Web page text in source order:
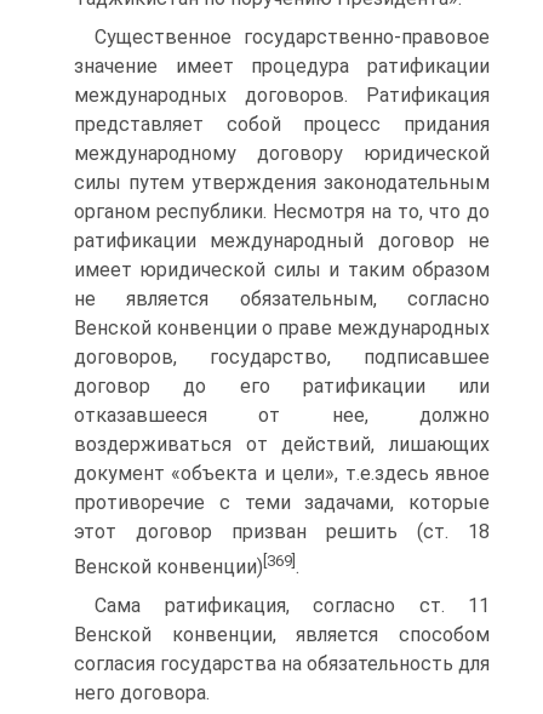
Существенное государственно-правовое
значение имеет процедура ратификации
международных договоров. Ратификация
представляет собой процесс придания
международному договору юридической
силы путем утверждения законодательным
органом республики. Несмотря на то, что до
ратификации международный договор не
имеет юридической силы и таким образом
не является обязательным, согласно
Венской конвенции о праве международных
договоров, государство, подписавшее
договор до его ратификации или
отказавшееся от нее, должно
воздерживаться от действий, лишающих
документ «объекта и цели», т.е.здесь явное
противоречие с теми задачами, которые
этот договор призван решить (ст. 18
Венской конвенции) [369] .
Сама ратификация, согласно ст. 11
Венской конвенции, является способом
согласия государства на обязательность для
него договора.